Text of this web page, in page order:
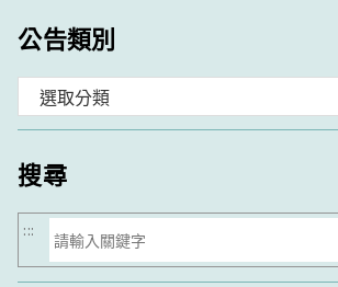
公告類別
類
搜尋
搜
尋
:::